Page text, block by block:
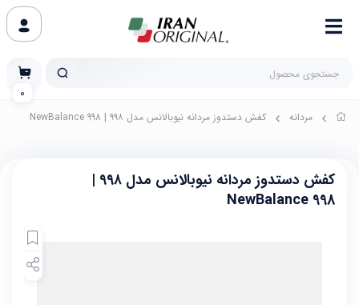
مردانه کفش دستدوز مردانه نیوبالانس مدل ۹۹۸ | NewBalance 998
کفش دستدوز مردانه نیوبالانس مدل ۹۹۸ |
NewBalance 998
0